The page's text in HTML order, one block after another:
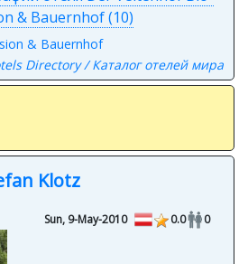
отеля Der Veitenhof Bio-
& Bauernhof (10)
& Bauernhof
Directory / Каталог отелей мира